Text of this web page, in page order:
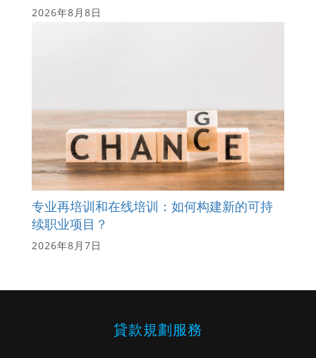
2026年8月8日
专业再培训和在线培训：如何构建新的可持
续职业项目？
2026年8月7日
貸款規劃服務